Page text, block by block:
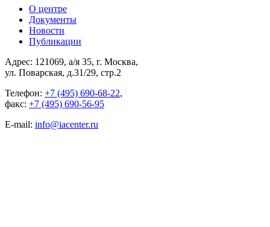
О центре
Документы
Новости
Публикации
Адрес: 121069, а/я 35, г. Москва,
ул. Поварская, д.31/29, стр.2
Телефон: +7 (495) 690-68-22,
факс: +7 (495) 690-56-95
E-mail: info@iacenter.ru